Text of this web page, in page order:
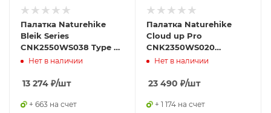
Палатка Naturehike
Bleik Series
CNK2550WS038 Type A,
двухместная, зеленая
Нет в наличии
13 274 ₽/шт
+ 663 на счет
Палатка Naturehike
Cloud up Pro
CNK2350WS020
одноместная песочный
Нет в наличии
23 490 ₽/шт
+ 1 174 на счет